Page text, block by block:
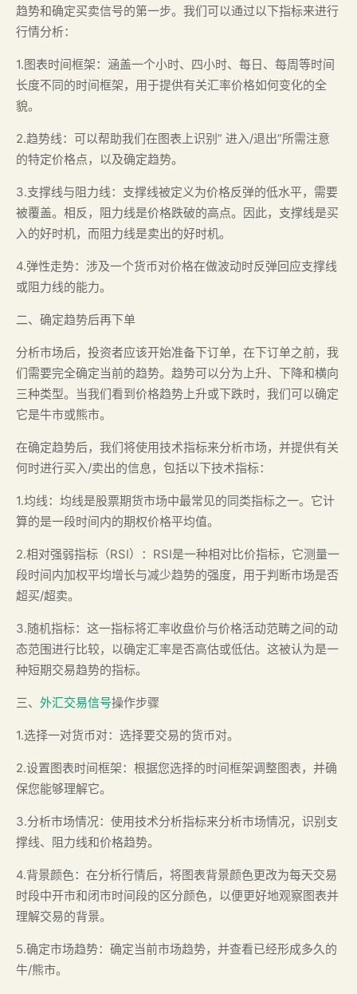
趋势和确定买卖信号的第一步。我们可以通过以下指标来进行
行情分析：
1.图表时间框架：涵盖一个小时、四小时、每日、每周等时间
长度不同的时间框架，用于提供有关汇率价格如何变化的全
貌。
2.趋势线：可以帮助我们在图表上识别” 进入/退出”所需注意
的特定价格点，以及确定趋势。
3.支撑线与阻力线：支撑线被定义为价格反弹的低水平，需要
被覆盖。相反，阻力线是价格跌破的高点。因此，支撑线是买
入的好时机，而阻力线是卖出的好时机。
4.弹性走势：涉及一个货币对价格在做波动时反弹回应支撑线
或阻力线的能力。
二、确定趋势后再下单
分析市场后，投资者应该开始准备下订单，在下订单之前，我
们需要完全确定当前的趋势。趋势可以分为上升、下降和横向
三种类型。当我们看到价格趋势上升或下跌时，我们可以确定
它是牛市或熊市。
在确定趋势后，我们将使用技术指标来分析市场，并提供有关
何时进行买入/卖出的信息，包括以下技术指标：
1.均线：均线是股票期货市场中最常见的同类指标之一。它计
算的是一段时间内的期权价格平均值。
2.相对强弱指标（RSI）：RSI是一种相对比价指标，它测量一
段时间内加权平均增长与减少趋势的强度，用于判断市场是否
超买/超卖。
3.随机指标：这一指标将汇率收盘价与价格活动范畴之间的动
态范围进行比较，以确定汇率是否高估或低估。这被认为是一
种短期交易趋势的指标。
三、 外汇交易信号操作步骤
1.选择一对货币对：选择要交易的货币对。
2.设置图表时间框架：根据您选择的时间框架调整图表，并确
保您能够理解它。
3.分析市场情况：使用技术分析指标来分析市场情况，识别支
撑线、阻力线和价格趋势。
4.背景颜色：在分析行情后，将图表背景颜色更改为每天交易
时段中开市和闭市时间段的区分颜色，以便更好地观察图表并
理解交易的背景。
5.确定市场趋势：确定当前市场趋势，并查看已经形成多久的
牛/熊市。